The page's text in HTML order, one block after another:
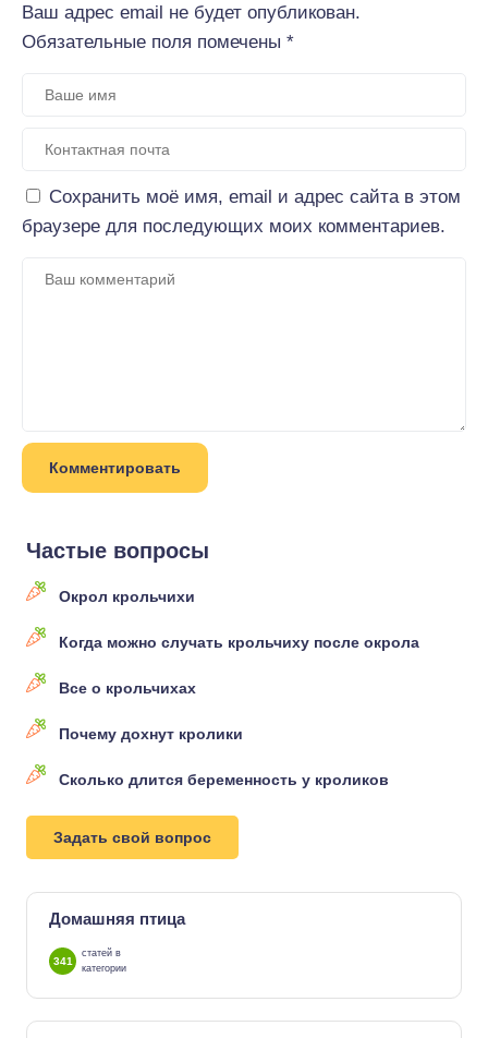
Ваш адрес email не будет опубликован.
Обязательные поля помечены *
Сохранить моё имя, email и адрес сайта в этом
браузере для последующих моих комментариев.
Частые вопросы
Окрол крольчихи
Когда можно случать крольчиху после окрола
Все о крольчихах
Почему дохнут кролики
Сколько длится беременность у кроликов
Задать свой вопрос
Домашняя птица
341
статей в
категории